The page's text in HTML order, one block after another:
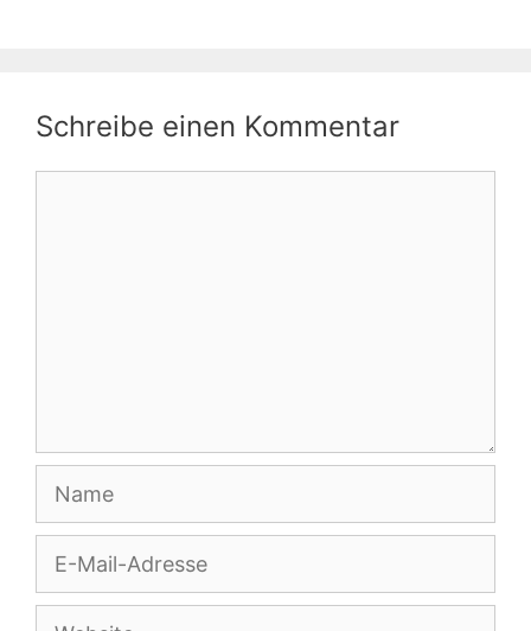
Schreibe einen Kommentar
Adresse
Website